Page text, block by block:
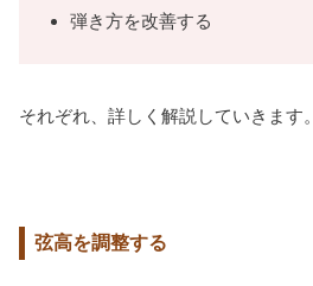
弾き方を改善する
それぞれ、詳しく解説していきます。
弦高を調整する